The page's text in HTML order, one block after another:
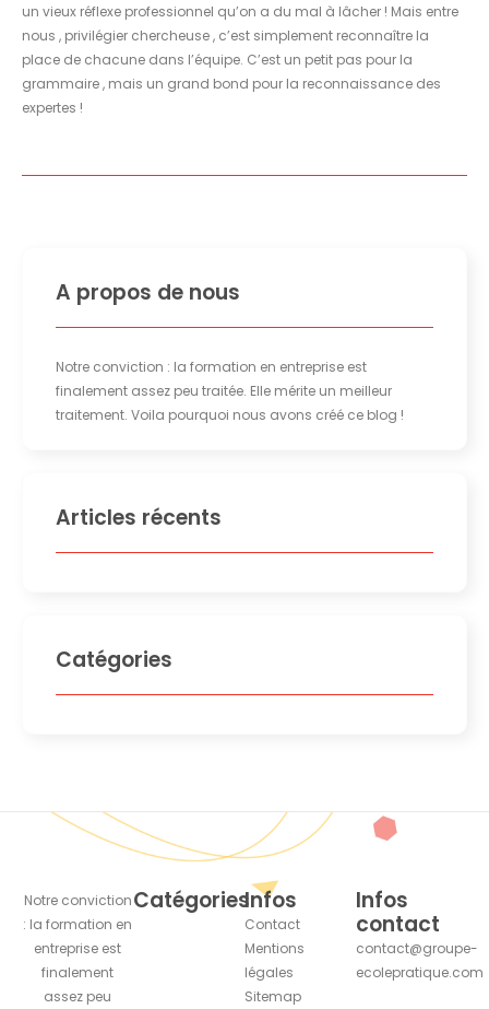
un vieux réflexe professionnel qu’on a du mal à lâcher ! Mais entre
nous , privilégier chercheuse , c’est simplement reconnaître la
place de chacune dans l’équipe. C’est un petit pas pour la
grammaire , mais un grand bond pour la reconnaissance des
expertes !
A propos de nous
Notre conviction : la formation en entreprise est
finalement assez peu traitée. Elle mérite un meilleur
traitement. Voila pourquoi nous avons créé ce blog !
Articles récents
Catégories
Notre conviction
: la formation en
entreprise est
finalement
assez peu
CatégoriesInfos
Contact
Mentions
légales
Sitemap
Infos
contact
contact@groupe-
ecolepratique.com